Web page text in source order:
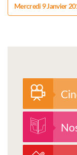
Mercredi 9 Janvier